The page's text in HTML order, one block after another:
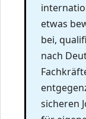
etwas
bei,
nach
sicheren